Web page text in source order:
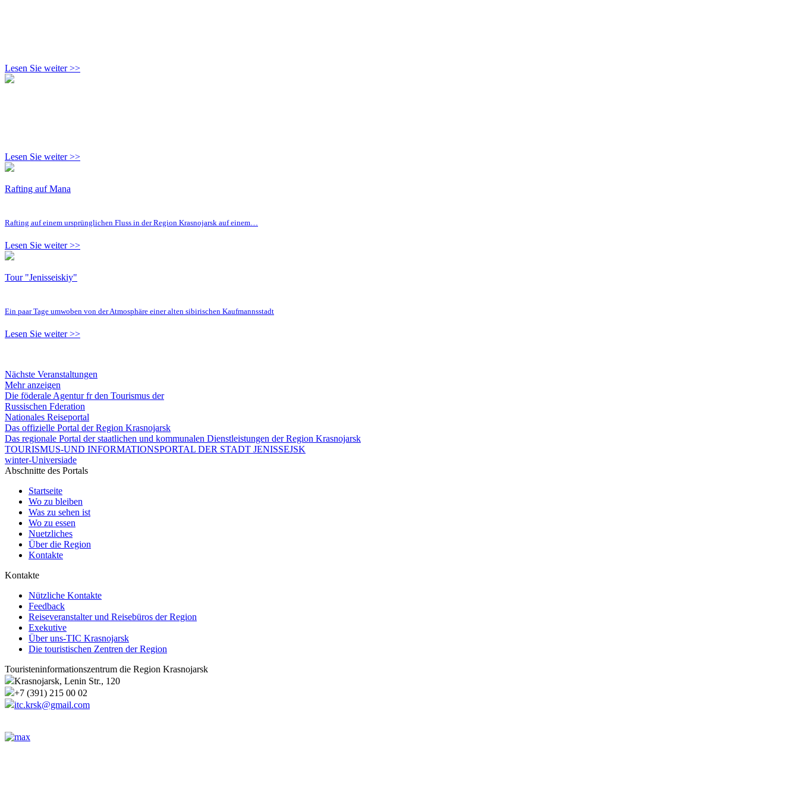
Lesen Sie weiter >>
Lesen Sie weiter >>
Rafting auf Mana
Rafting auf einem ursprünglichen Fluss in der Region Krasnojarsk auf einem…
Lesen Sie weiter >>
Tour "Jenisseiskiy"
Ein paar Tage umwoben von der Atmosphäre einer alten sibirischen Kaufmannsstadt
Lesen Sie weiter >>
Nächste Veranstaltungen
Mehr anzeigen
Die föderale Agentur fr den Tourismus der
Russischen Fderation
Nationales Reiseportal
Das offizielle Portal der Region Krasnojarsk
Das regionale Portal der staatlichen und kommunalen Dienstleistungen der Region Krasnojarsk
TOURISMUS-UND INFORMATIONSPORTAL DER STADT JENISSEJSK
winter-Universiade
Abschnitte des Portals
Startseite
Wo zu bleiben
Was zu sehen ist
Wo zu essen
Nuetzliches
Über die Region
Kontakte
Kontakte
Nützliche Kontakte
Feedback
Reiseveranstalter und Reisebüros der Region
Exekutive
Über uns-TIC Krasnojarsk
Die touristischen Zentren der Region
Touristeninformationszentrum die Region Krasnojarsk
Krasnojarsk, Lenin Str., 120
+7 (391) 215 00 02
itc.krsk@gmail.com